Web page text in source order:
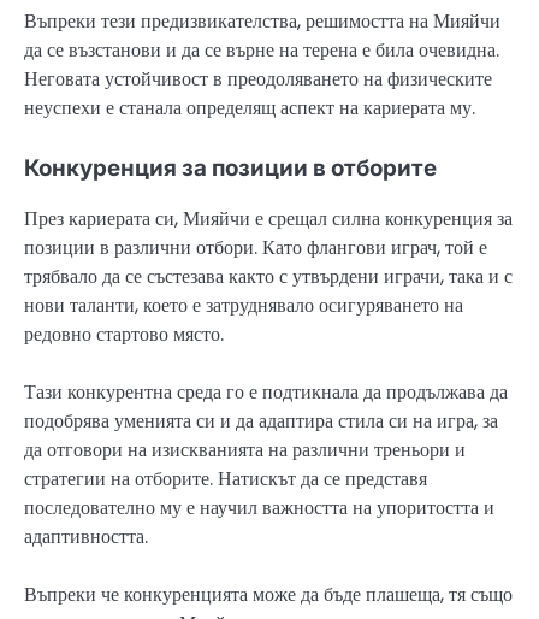
Въпреки тези предизвикателства, решимостта на Мияйчи
да се възстанови и да се върне на терена е била очевидна.
Неговата устойчивост в преодоляването на физическите
неуспехи е станала определящ аспект на кариерата му.
Конкуренция за позиции в отборите
През кариерата си, Мияйчи е срещал силна конкуренция за
позиции в различни отбори. Като флангови играч, той е
трябвало да се състезава както с утвърдени играчи, така и с
нови таланти, което е затруднявало осигуряването на
редовно стартово място.
Тази конкурентна среда го е подтикнала да продължава да
подобрява уменията си и да адаптира стила си на игра, за
да отговори на изискванията на различни треньори и
стратегии на отборите. Натискът да се представя
последователно му е научил важността на упоритостта и
адаптивността.
Въпреки че конкуренцията може да бъде плашеща, тя също